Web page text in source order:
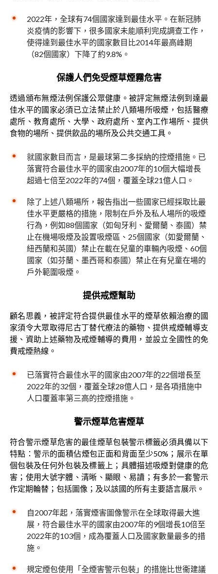
2022年，全球有74個國家達到最佳水平。在新冠肺
炎疫情的影響下，很多國家未能順利完成調查工作，
使得達到最佳水平的國家數目比2014年最高峰期
（82個國家）下降了約9.8%。
保護人們免受煙草煙霧危害
透過頒布無煙法例保護公眾健康。被評定無煙法例到達最
佳水平的國家必須已立法禁止於八類場所吸煙，包括醫療
處所、教育處所、大學、政府處所、室內工作場所、提供
食物的場所、提供飲品的場所及公共交通工具。
就國家數目而言，是最球第二多採納的控煙措施。已
落實符合最佳水平的國家由2007年的10個大幅增長
超過七倍至2022年的74個，覆蓋全球21億人口。
除了上述八類場所，報告指出一些國家已經採取比最
佳水平更嚴格的措施，限制在戶外及私人場所的吸煙
行為，例如88個國家（如匈牙利、愛爾蘭、泰國）禁
止在機場吸煙及設置吸煙區、25個國家（如愛爾蘭、
紐西蘭和英國）禁止在載在兒童的車輛內吸煙、60個
國家（如芬蘭、墨西哥和泰國）禁止在有兒童在場的
戶外範圍吸煙。
提供戒煙幫助
顧名思義，被評定符合提供最佳水平的煙草依賴治療的國
家須令大眾取得尼古丁替代療法的藥物、提供戒煙輔導支
援、資助上述藥物及戒煙輔導的費用，並設立全國性的免
費戒煙熱線。
已落實符合最佳水平的國家由2007年的22個增長至
2022年的32個，覆蓋全球28億人口，是各項措施中
人口覆蓋率第三高的控煙措施。
警示煙草危害煙草
符合警示煙草危害的最佳煙草包裝警示標籤必須具備以下
特點：警示的面積佔煙包正面和背面至少50%；展示在單
個包裝及任何外包裝及標籤上；具體描述吸煙對健康的危
害；使用大號字體、清晰、顯眼、易讀；有多於一套警示
作定期輪替；包括圖像；及以該國的所有主要語言展示。
自2007年起，落實煙害圖像警示在全球取得最大進
展，符合最佳水平的國家由2007年的9個增長10倍至
2022年的103個，成為覆蓋人口及國家數量最多的措
施。
規定煙包使用「全煙害警示包裝」的措施比世衞建議